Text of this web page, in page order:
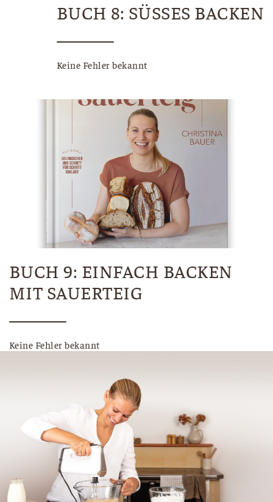
BUCH 8: SÜSSES BACKEN
Keine Fehler bekannt
BUCH 9: EINFACH BACKEN
MIT SAUERTEIG
Keine Fehler bekannt